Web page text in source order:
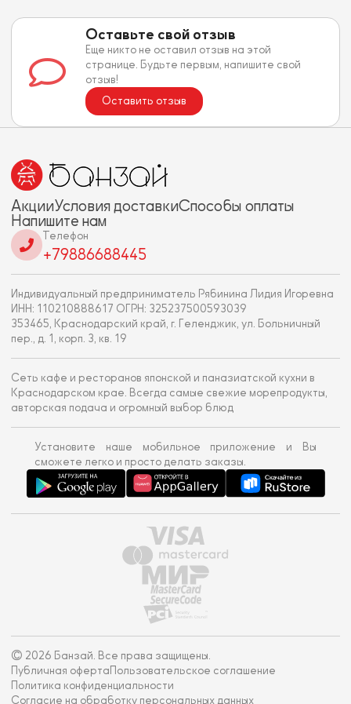
Оставьте свой отзыв
Еще никто не оставил отзыв на этой
странице. Будьте первым, напишите свой
отзыв!
Оставить отзыв
АкцииУсловия доставкиСпособы оплаты
Напишите нам
Телефон
+79886688445
Индивидуальный предприниматель Рябинина Лидия Игоревна
ИНН: 110210888617 ОГРН: 325237500593039
353465, Краснодарский край, г. Геленджик, ул. Больничный
пер., д. 1, корп. 3, кв. 19
Сеть кафе и ресторанов японской и паназиатской кухни в
Краснодарском крае. Всегда самые свежие морепродукты,
авторская подача и огромный выбор блюд
Установите наше мобильное приложение и Вы
сможете легко и просто делать заказы.
© 2026 Банзай. Все права защищены.
Публичная оферта Пользовательское соглашение
Политика конфиденциальности
Согласие на обработку персональных данных